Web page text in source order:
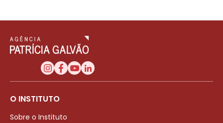
O INSTITUTO
Sobre o Instituto